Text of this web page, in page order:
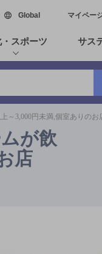
Global新しいウィンドウ
マイペー
スポーツ サス
～3,000円未満,個室ありのお
が飲
店